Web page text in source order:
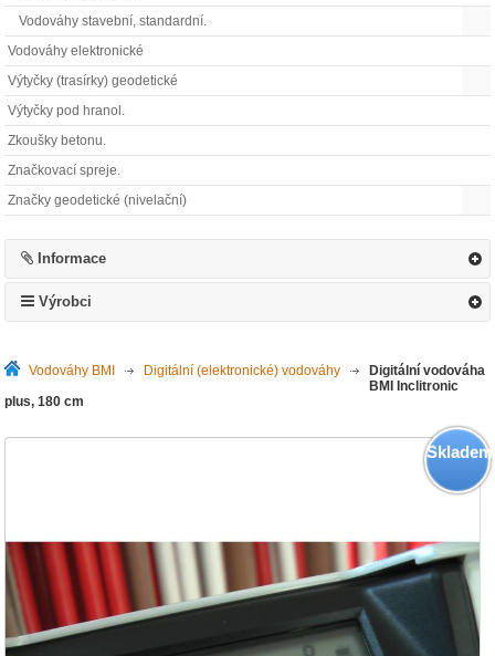
Vodováhy stavební, standardní.
Vodováhy elektronické
Výtyčky (trasírky) geodetické
Výtyčky pod hranol.
Zkoušky betonu.
Značkovací spreje.
Značky geodetické (nivelační)
Informace
Výrobci
Vodováhy BMI >Digitální (elektronické) vodováhy >Digitální vodováha
BMI Inclitronic
plus, 180 cm
Skladem